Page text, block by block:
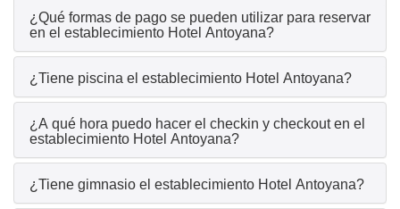
¿Qué formas de pago se pueden utilizar para reservar
en el establecimiento Hotel Antoyana?
¿Tiene piscina el establecimiento Hotel Antoyana?
¿A qué hora puedo hacer el checkin y checkout en el
establecimiento Hotel Antoyana?
¿Tiene gimnasio el establecimiento Hotel Antoyana?